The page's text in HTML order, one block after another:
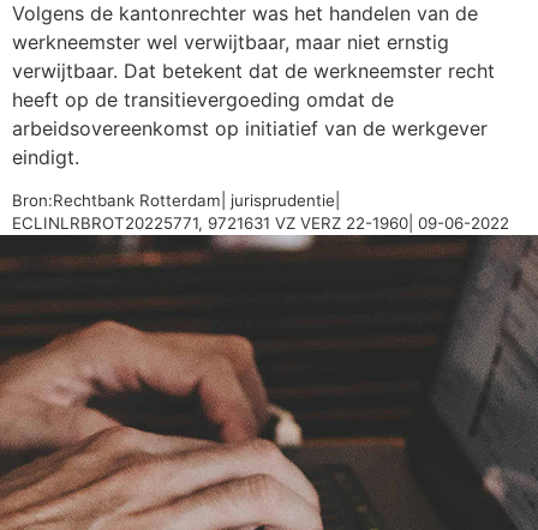
Volgens de kantonrechter was het handelen van de
werkneemster wel verwijtbaar, maar niet ernstig
verwijtbaar. Dat betekent dat de werkneemster recht
heeft op de transitievergoeding omdat de
arbeidsovereenkomst op initiatief van de werkgever
eindigt.
Bron:Rechtbank Rotterdam| jurisprudentie|
ECLINLRBROT20225771, 9721631 VZ VERZ 22-1960| 09-06-2022